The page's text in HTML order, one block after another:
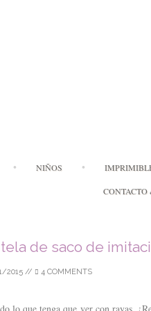
NIÑOS
de saco de
2015 // 4 COMMENTS